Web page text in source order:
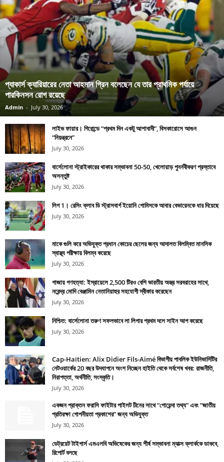
প্যাকার্স ক্যারিয়ারের নেতা আহমান গ্রিন বলেছেন যে তার প্রাথমিক পর্যায়ে
পারকিনসন রোগ রয়েছে
Admin - July 30, 2026
লাইভ ফায়ার। গিরোন্ডে “প্রথম দিন একটু আশাবাদী”, বিসকারোসে আগুন
“নিয়ন্ত্রনে”
July 30, 2026
বার্সেলোনা স্ট্রাইকারের থাকার সম্ভাবনা 50-50, খেলোয়াড় পুনর্নবীকরণ প্রস্তাবে
অসন্তুষ্ট
July 30, 2026
লিগ 1। রেসিং ক্লাব ডি স্ট্রাসবার্গ ইয়োনি গোমিসকে আবার বেভারেনকে ধার দিয়েছে
July 30, 2026
মাকে গুলি করে অভিযুক্ত প্রধান কোচের ছেলের জন্য আদালত বিলম্বিত মানসিক
স্বাস্থ্য পরীক্ষায় বিলম্ব করেছে
July 30, 2026
গাজায় গণহত্যা: ইস্রায়েলে 2,500 টিরও বেশি ভারতীয় অস্ত্র সরবরাহের সাথে,
নরেন্দ্র মোদি বেঞ্জামিন নেতানিয়াহুর সহযোগী স্বীকার করেছেন
July 30, 2026
নিশ্চিত: বার্সেলোনা তরুণ সফলভাবে লা লিগার প্রথম দলে সাইন আপ করেছে
July 30, 2026
Cap-Haïtien: Alix Didier Fils-Aimé বিভাগীয় পাবলিক ইউনিভার্সিটির
নেটওয়ার্কের 20 বছর উদযাপনে অংশ নিচ্ছেন হাইতি থেকে সর্বশেষ খবর: রাজনীতি,
নিরাপত্তা, অর্থনীতি, সংস্কৃতি।
July 30, 2026
একজন প্রাক্তন ফরাসি ফাইটার পাইলট চীনের সাথে “গোয়েন্দা তথ্য” এবং “জাতীয়
প্রতিরক্ষা গোপনীয়তা প্রকাশের” জন্য অভিযুক্ত
July 30, 2026
ডেট্রয়েট টাইগার্স এমএলবি অভিষেকের জন্য শীর্ষ সম্ভাবনা ম্যাক্স ক্লার্ককে ডাকবে,
রিপোর্ট বলছে